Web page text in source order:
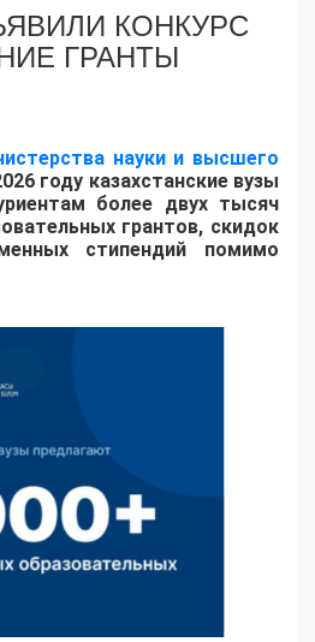
КОНКУРС
ГРАНТЫ
науки и высшего
году казахстанские вузы
более двух тысяч
грантов, скидок
стипендий помимо